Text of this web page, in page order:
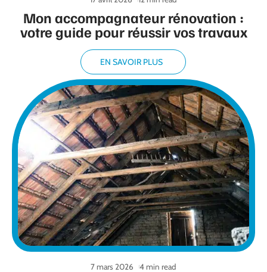
Mon accompagnateur rénovation :
votre guide pour réussir vos travaux
EN SAVOIR PLUS
7 mars 2026 4 min read